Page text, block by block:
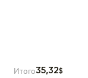
Итого35,32$